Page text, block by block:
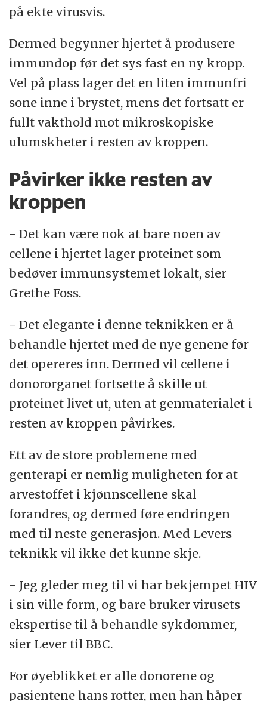
på ekte virusvis.
Dermed begynner hjertet å produsere
immundop før det sys fast en ny kropp.
Vel på plass lager det en liten immunfri
sone inne i brystet, mens det fortsatt er
fullt vakthold mot mikroskopiske
ulumskheter i resten av kroppen.
Påvirker ikke resten av
kroppen
- Det kan være nok at bare noen av
cellene i hjertet lager proteinet som
bedøver immunsystemet lokalt, sier
Grethe Foss.
- Det elegante i denne teknikken er å
behandle hjertet med de nye genene før
det opereres inn. Dermed vil cellene i
donororganet fortsette å skille ut
proteinet livet ut, uten at genmaterialet i
resten av kroppen påvirkes.
Ett av de store problemene med
genterapi er nemlig muligheten for at
arvestoffet i kjønnscellene skal
forandres, og dermed føre endringen
med til neste generasjon. Med Levers
teknikk vil ikke det kunne skje.
- Jeg gleder meg til vi har bekjempet HIV
i sin ville form, og bare bruker virusets
ekspertise til å behandle sykdommer,
sier Lever til BBC.
For øyeblikket er alle donorene og
pasientene hans rotter, men han håper